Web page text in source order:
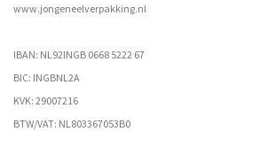
www.jongeneelverpakking.nl
IBAN: NL92INGB 0668 5222 67
BIC: INGBNL2A
KVK: 29007216
BTW/VAT: NL803367053B0